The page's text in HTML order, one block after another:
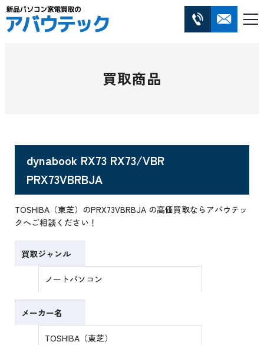
買取商品
dynabook RX73 RX73/VBR
PRX73VBRBJA
TOSHIBA（東芝）のPRX73VBRBJA の高価買取ならアバウテッ
クへご相談ください！
買取ジャンル
ノートパソコン
メーカー名
TOSHIBA（東芝）